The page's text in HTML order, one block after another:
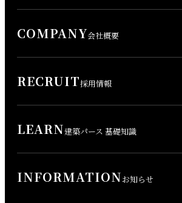
COMPANY会社概要
RECRUIT採用情報
LEARN建築パース 基礎知識
INFORMATIONお知らせ